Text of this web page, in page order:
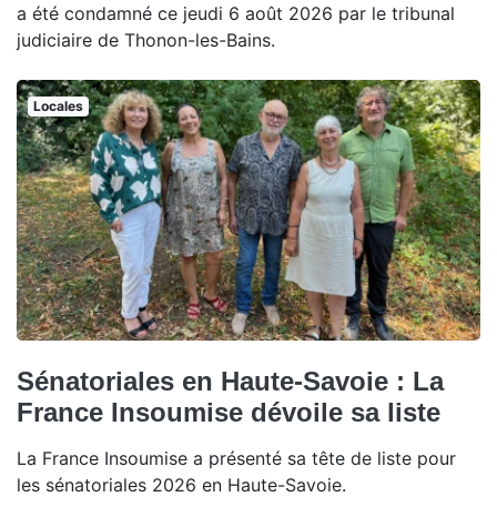
a été condamné ce jeudi 6 août 2026 par le tribunal
judiciaire de Thonon-les-Bains.
Locales
Sénatoriales en Haute-Savoie : La
France Insoumise dévoile sa liste
La France Insoumise a présenté sa tête de liste pour
les sénatoriales 2026 en Haute-Savoie.